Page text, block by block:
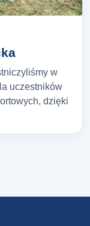
w
uczestników
dzięki